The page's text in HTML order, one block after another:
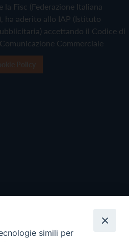
Fisc (Federazione Italiana
ha aderito allo IAP (Istituto
accettando il Codice di
Commerciale
simili per